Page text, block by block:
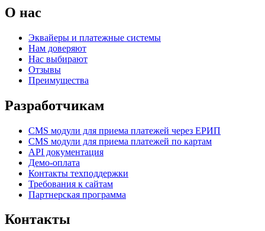
О нас
Эквайеры и платежные системы
Нам доверяют
Нас выбирают
Отзывы
Преимущества
Разработчикам
CMS модули для приема платежей через ЕРИП
CMS модули для приема платежей по картам
API документация
Демо-оплата
Контакты техподдержки
Требования к сайтам
Партнерская программа
Контакты